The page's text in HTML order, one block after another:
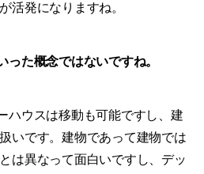
活発になりますね。
った概念ではないですね。
ハウスは移動も可能ですし、建
いです。建物であって建物では
は異なって面白いですし、デッ